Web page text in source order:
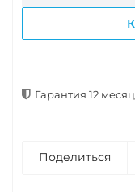
Гарантия 12
Поделиться